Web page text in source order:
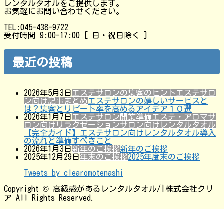
レンタルタオルをご提供します。
お気軽にお問い合わせください。
TEL:045-438-9722
受付時間 9:00-17:00 [ 日・祝日除く ]
最近の投稿
2026年5月3日 エステサロンの集客のヒント エステサロ
ン向け記事まとめエステサロンの嬉しいサービスと
は？集客とリピート率を高めるアイデア１０選
2026年1月7日 エステサロン開業準備エステ・アロマサ
ロン向け リラクゼーションサロン向け レンタルタオル
【完全ガイド】エステサロン向けレンタルタオル導入
の流れと準備すべきこと
2026年1月3日新年のご挨拶新年のご挨拶
2025年12月29日年末のご挨拶2025年度末のご挨拶
Tweets by clearomotenashi
Copyright © 高級感があるレンタルタオル/|株式会社クリ
ア All Rights Reserved.